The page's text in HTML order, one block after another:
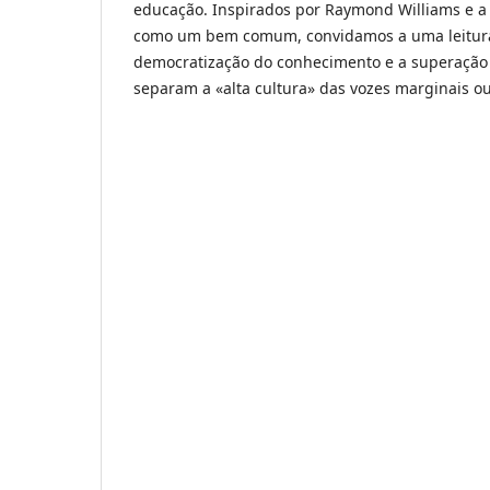
educação. Inspirados por Raymond Williams e
como um bem comum, convidamos a uma
democratização do conhecimento e a
separam a «alta cultura» das vozes marginais